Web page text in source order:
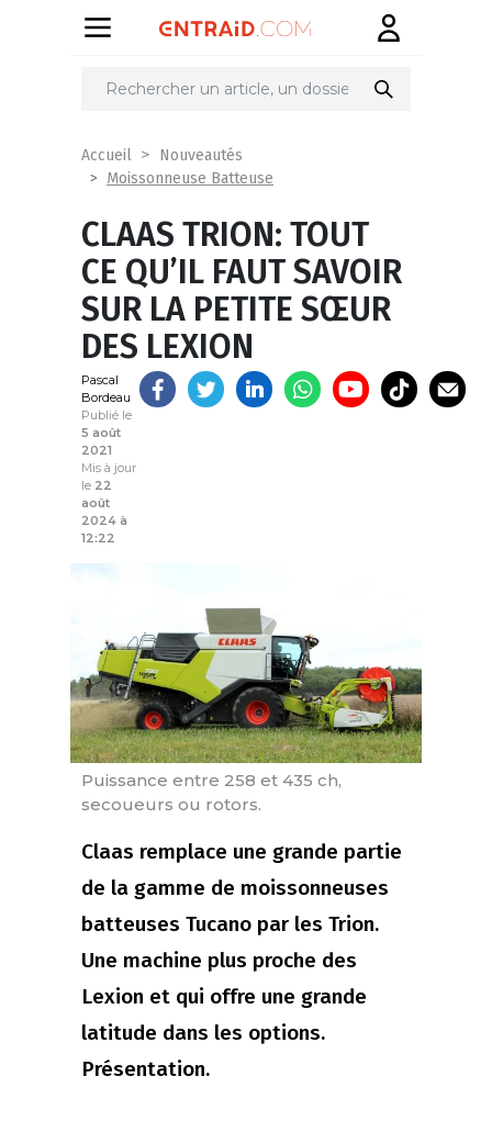
Partager
Accueil
Nouveautés
Moissonneuse Batteuse
CLAAS TRION: TOUT
CE QU’IL FAUT SAVOIR
SUR LA PETITE SŒUR
DES LEXION
Pascal
Bordeau
Publié le
5 août
2021
Mis à jour
le 22
août
2024 à
12:22
Puissance entre 258 et 435 ch,
secoueurs ou rotors.
Claas remplace une grande partie
de la gamme de moissonneuses
batteuses Tucano par les Trion.
Une machine plus proche des
Lexion et qui offre une grande
latitude dans les options.
Présentation.